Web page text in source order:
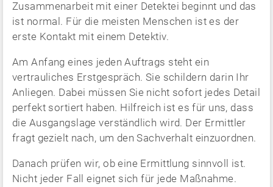
Zusammenarbeit mit einer Detektei beginnt und das
ist normal. Für die meisten Menschen ist es der
erste Kontakt mit einem Detektiv.
Am Anfang eines jeden Auftrags steht ein
vertrauliches Erstgespräch. Sie schildern darin Ihr
Anliegen. Dabei müssen Sie nicht sofort jedes Detail
perfekt sortiert haben. Hilfreich ist es für uns, dass
die Ausgangslage verständlich wird. Der Ermittler
fragt gezielt nach, um den Sachverhalt einzuordnen.
Danach prüfen wir, ob eine Ermittlung sinnvoll ist.
Nicht jeder Fall eignet sich für jede Maßnahme.